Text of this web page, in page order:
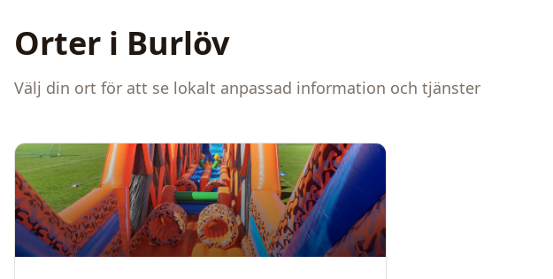
Orter i Burlöv
Välj din ort för att se lokalt anpassad information och tjänster